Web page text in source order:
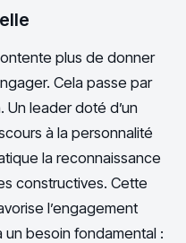
plus de donner
Cela passe par
Un leader doté d’un
à la personnalité
la reconnaissance
constructives. Cette
l’engagement
besoin fondamental :